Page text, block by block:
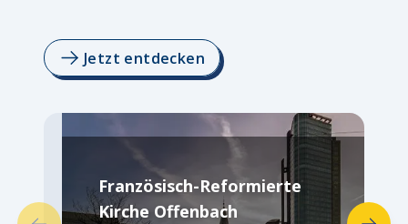
Jetzt entdecken
Französisch-Reformierte
Kirche Offenbach